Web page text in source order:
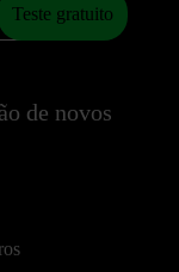
Teste gratuito
de novos